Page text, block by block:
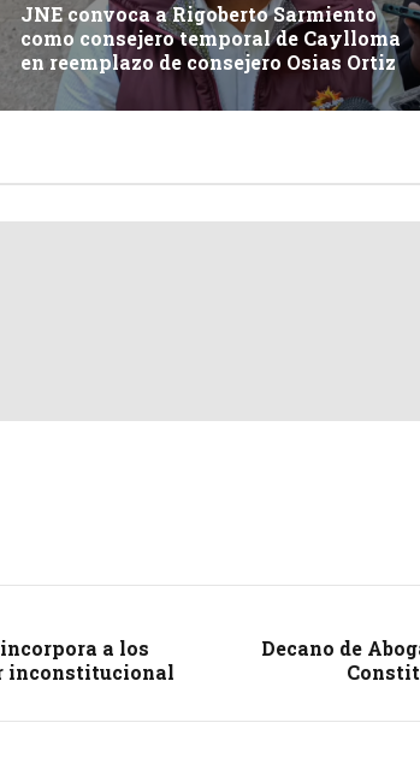
JNE convoca a Rigoberto Sarmiento
como consejero temporal de Caylloma
en reemplazo de consejero Osias Ortiz
a los
inconstitucional
Decano de